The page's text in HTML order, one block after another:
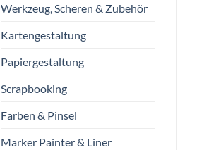
Werkzeug, Scheren & Zubehör
Kartengestaltung
Papiergestaltung
Scrapbooking
Farben & Pinsel
Marker Painter & Liner